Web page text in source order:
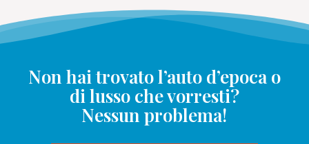
Non hai trovato l’auto d’epoca o
di lusso che vorresti?
Nessun problema!